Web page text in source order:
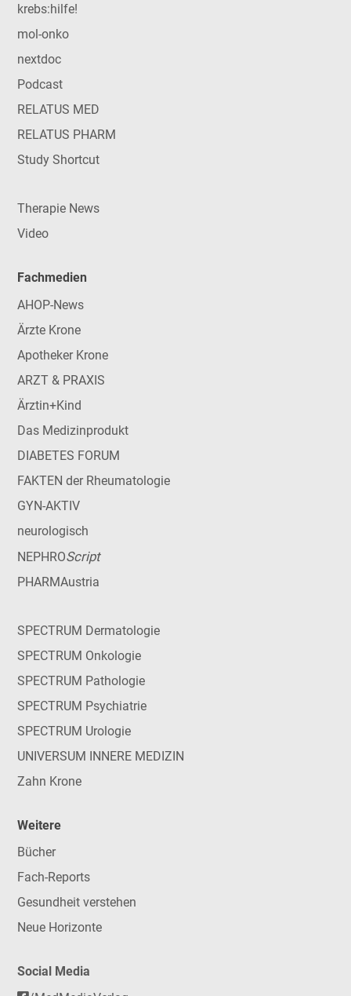
krebs:hilfe!
mol-onko
nextdoc
Podcast
RELATUS MED
RELATUS PHARM
Study Shortcut
Therapie News
Video
Fachmedien
AHOP-News
Ärzte Krone
Apotheker Krone
ARZT & PRAXIS
Ärztin+Kind
Das Medizinprodukt
DIABETES FORUM
FAKTEN der Rheumatologie
GYN-AKTIV
neurologisch
NEPHROScript
PHARMAustria
SPECTRUM Dermatologie
SPECTRUM Onkologie
SPECTRUM Pathologie
SPECTRUM Psychiatrie
SPECTRUM Urologie
UNIVERSUM INNERE MEDIZIN
Zahn Krone
Weitere
Bücher
Fach-Reports
Gesundheit verstehen
Neue Horizonte
Social Media